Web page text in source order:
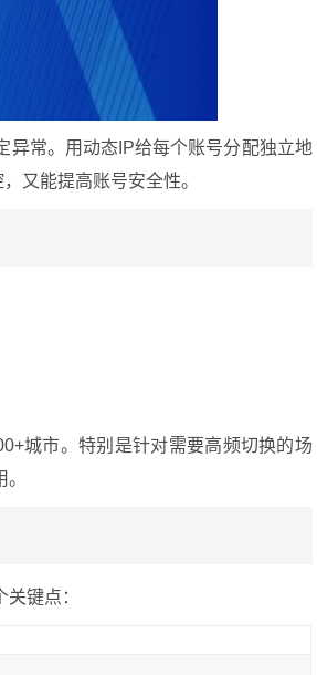
异常。用动态IP给每个账号分配独立地
又能提高账号安全性。
城市。特别是针对需要高频切换的场
键点：